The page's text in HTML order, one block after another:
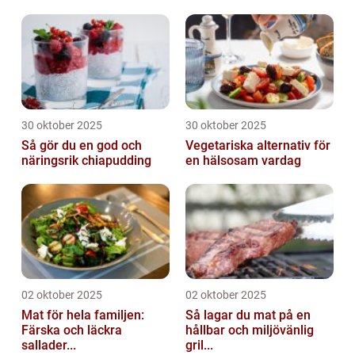
30 oktober 2025
Så gör du en god och
näringsrik chiapudding
30 oktober 2025
Vegetariska alternativ för
en hälsosam vardag
02 oktober 2025
Mat för hela familjen:
Färska och läckra
sallader...
02 oktober 2025
Så lagar du mat på en
hållbar och miljövänlig
gril...